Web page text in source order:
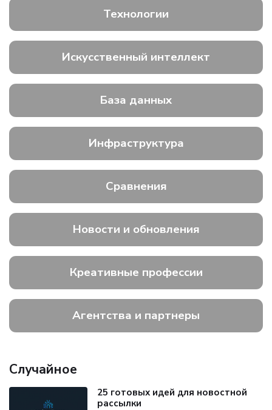
Технологии
Искусственный интеллект
База данных
Инфраструктура
Сравнения
Новости и обновления
Креативные профессии
Агентства и партнеры
Случайное
25 готовых идей для новостной
рассылки